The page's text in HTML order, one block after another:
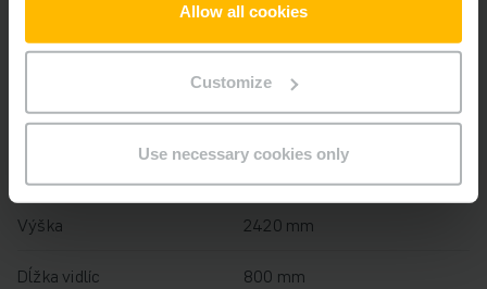
Allow all cookies
Customize
Use necessary cookies only
2019
1000 mm
Nosnosť 650 kg
Výška 2420 mm
Dĺžka vidlíc 800 mm